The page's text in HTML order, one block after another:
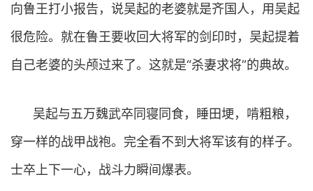
向鲁王打小报告，说吴起的老婆就是齐国人，用吴起
很危险。就在鲁王要收回大将军的剑印时，吴起提着
自己老婆的头颅过来了。这就是“杀妻求将”的典故。
吴起与五万魏武卒同寝同食，睡田埂，啃粗粮，
穿一样的战甲战袍。完全看不到大将军该有的样子。
士卒上下一心，战斗力瞬间爆表。